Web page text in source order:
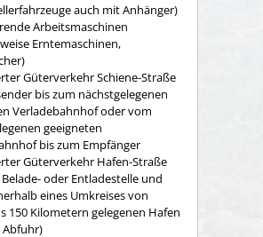
auch mit Anhänger)
Arbeitsmaschinen
Erntemaschinen,
Güterverkehr Schiene-Straße
bis zum nächstgelegenen
Verladebahnhof oder vom
geeigneten
bis zum Empfänger
Güterverkehr Hafen-Straße
oder Entladestelle und
eines Umkreises von
150 Kilometern gelegenen Hafen
Abfuhr)